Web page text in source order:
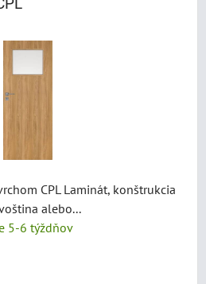
CPL Laminát, konštrukcia
alebo...
5-6 týždňov